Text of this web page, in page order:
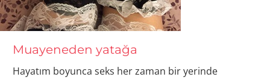
Muayeneden yatağa
Hayatım boyunca seks her zaman bir yerinde